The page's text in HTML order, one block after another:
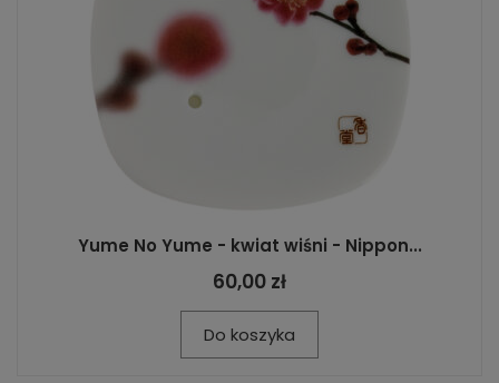
Yume No Yume - kwiat wiśni - Nippon...
60,00 zł
Do koszyka